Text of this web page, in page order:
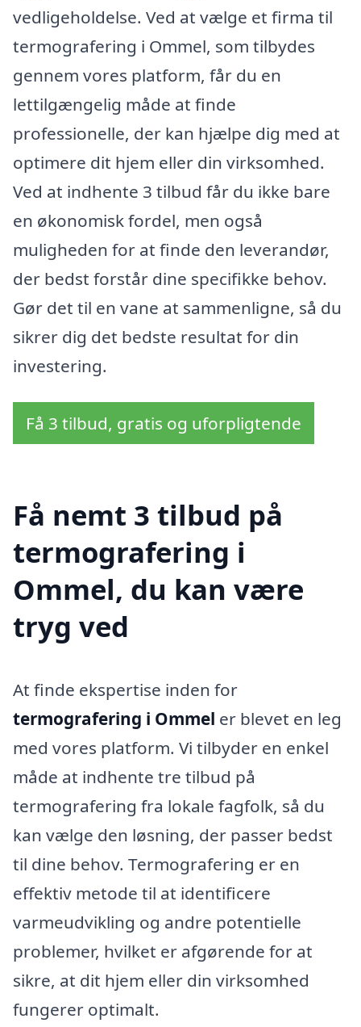
vedligeholdelse. Ved at vælge et firma til
termografering i Ommel, som tilbydes
gennem vores platform, får du en
lettilgængelig måde at finde
professionelle, der kan hjælpe dig med at
optimere dit hjem eller din virksomhed.
Ved at indhente 3 tilbud får du ikke bare
en økonomisk fordel, men også
muligheden for at finde den leverandør,
der bedst forstår dine specifikke behov.
Gør det til en vane at sammenligne, så du
sikrer dig det bedste resultat for din
investering.
Få 3 tilbud, gratis og uforpligtende
Få nemt 3 tilbud på
termografering i
Ommel, du kan være
tryg ved
At finde ekspertise inden for
termografering i Ommel er blevet en leg
med vores platform. Vi tilbyder en enkel
måde at indhente tre tilbud på
termografering fra lokale fagfolk, så du
kan vælge den løsning, der passer bedst
til dine behov. Termografering er en
effektiv metode til at identificere
varmeudvikling og andre potentielle
problemer, hvilket er afgørende for at
sikre, at dit hjem eller din virksomhed
fungerer optimalt.